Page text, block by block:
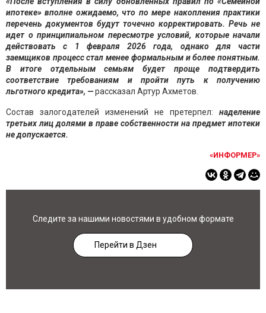
ипотеке»вполне ожидаемо, что по мере накопления практики
перечень документов будут точечно корректировать. Речь не
идет о принципиальном пересмотре условий, которые начали
действовать с 1 февраля 2026 года, однако для части
заемщиков процесс стал менее формальным и более понятным.
В итоге отдельным семьям будет проще подтвердить
соответствие требованиям и пройти путь к получению
льготного кредита», —рассказал Артур Ахметов.
Состав залогодателей изменений не претерпел: наделение
третьих лиц долями в праве собственности на предмет ипотеки
не допускается.
«ИНФОРМЕР»
Следите за нашими новостями в удобном формате
Перейти в Дзен